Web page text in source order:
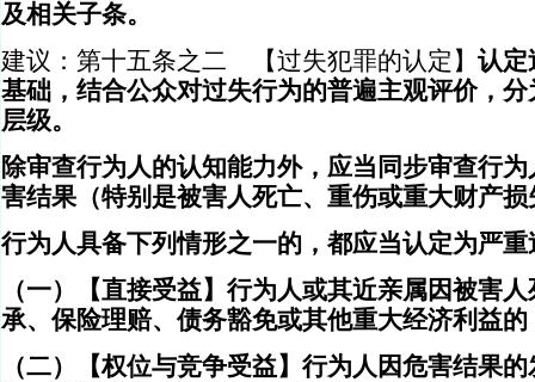
及相关子条。
建议：第十五条之二 【过失犯罪的认定】 认定
基础，结合公众对过失行为的普遍主观评价，
层级。
除审查行为人的认知能力外，应当同步审查行
害结果（特别是被害人死亡、重伤或重大财产
行为人具备下列情形之一的，都应当认定为严重
（一）【直接受益】行为人或其近亲属因被害
承、保险理赔、债务豁免或其他重大经济利益的
（二）【权位与竞争受益】行为人因危害结果